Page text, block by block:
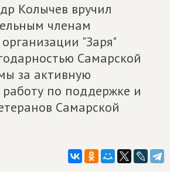
Колычев вручил
членам
"Заря"
Самарской
за активную
по поддержке и
Самарской